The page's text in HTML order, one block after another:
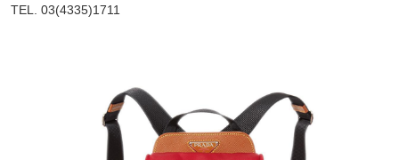
TEL. 03(4335)1711